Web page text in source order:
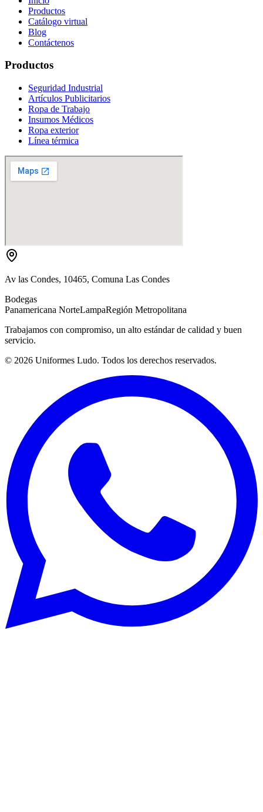
Productos
Catálogo virtual
Blog
Contáctenos
Productos
Seguridad Industrial
Artículos Publicitarios
Ropa de Trabajo
Insumos Médicos
Ropa exterior
Línea térmica
Av las Condes, 10465, Comuna Las Condes
Bodegas
Panamericana NorteLampaRegión Metropolitana
Trabajamos con compromiso, un alto estándar de calidad y buen
servicio.
© 2026 Uniformes Ludo. Todos los derechos reservados.